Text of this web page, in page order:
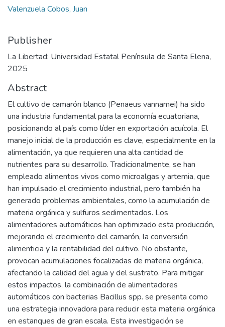
Valenzuela Cobos, Juan
Publisher
La Libertad: Universidad Estatal Península de Santa Elena,
2025
Abstract
El cultivo de camarón blanco (Penaeus vannamei) ha sido
una industria fundamental para la economía ecuatoriana,
posicionando al país como líder en exportación acuícola. El
manejo inicial de la producción es clave, especialmente en la
alimentación, ya que requieren una alta cantidad de
nutrientes para su desarrollo. Tradicionalmente, se han
empleado alimentos vivos como microalgas y artemia, que
han impulsado el crecimiento industrial, pero también ha
generado problemas ambientales, como la acumulación de
materia orgánica y sulfuros sedimentados. Los
alimentadores automáticos han optimizado esta producción,
mejorando el crecimiento del camarón, la conversión
alimenticia y la rentabilidad del cultivo. No obstante,
provocan acumulaciones focalizadas de materia orgánica,
afectando la calidad del agua y del sustrato. Para mitigar
estos impactos, la combinación de alimentadores
automáticos con bacterias Bacillus spp. se presenta como
una estrategia innovadora para reducir esta materia orgánica
en estanques de gran escala. Esta investigación se